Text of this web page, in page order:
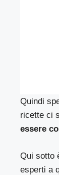
Quindi
ricette ci
essere
Qui sotto
esperti a